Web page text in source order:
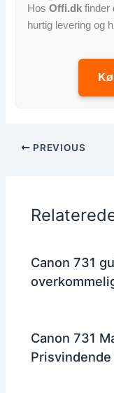
HosOffi.dk finder
hurtig levering og
PREVIOUS
Canon 731
Canon 731
Prisvindende